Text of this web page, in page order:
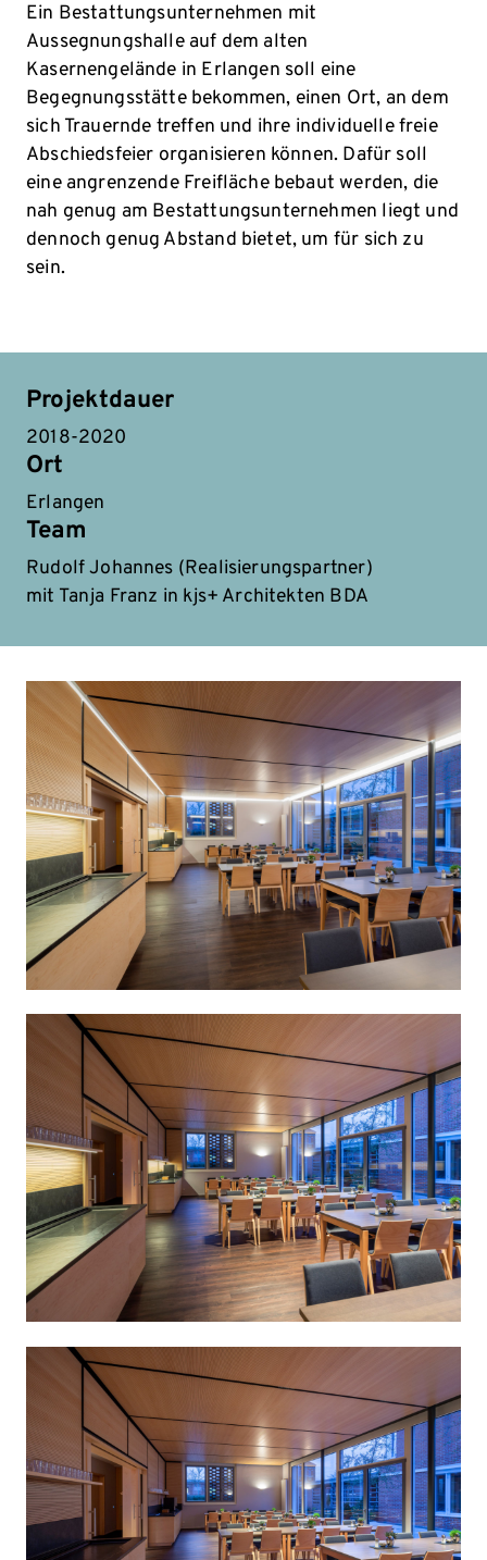
Ein Bestattungsunternehmen mit
Aussegnungshalle auf dem alten
Kasernengelände in Erlangen soll eine
Begegnungsstätte bekommen, einen Ort, an dem
sich Trauernde treffen und ihre individuelle freie
Abschiedsfeier organisieren können. Dafür soll
eine angrenzende Freifläche bebaut werden, die
nah genug am Bestattungsunternehmen liegt und
dennoch genug Abstand bietet, um für sich zu
sein.
Projektdauer
2018-2020
Ort
Erlangen
Team
Rudolf Johannes (Realisierungspartner)
mit Tanja Franz in kjs+ Architekten BDA